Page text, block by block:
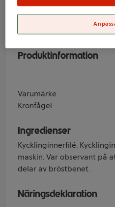
Varumärke
Produktinformation
Varumärke
Kronfågel
Ingredienser
Kycklinginnerfilé.
maskin. Var observant på
delar av bröstbenet.
Näringsdeklaration